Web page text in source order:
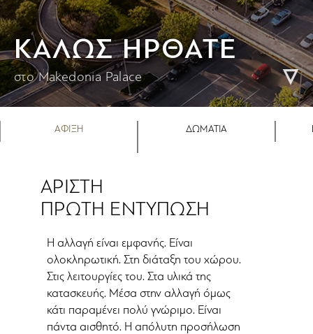
KΑΛΩΣ ΗΡΘΑΤΕ
στο Makedonia Palace
ΑΦΙΞΗ ΔΩΜΑΤΙΑ
ΑΡΙΣΤΗ
ΠΡΩΤΗ ΕΝΤΥΠΩΣΗ
Η αλλαγή είναι εμφανής. Είναι
ολοκληρωτική. Στη διάταξη του χώρου.
Στις λειτουργίες του. Στα υλικά της
κατασκευής. Μέσα στην αλλαγή όμως
κάτι παραμένει πολύ γνώριμο. Είναι
πάντα αισθητό. Η απόλυτη προσήλωση